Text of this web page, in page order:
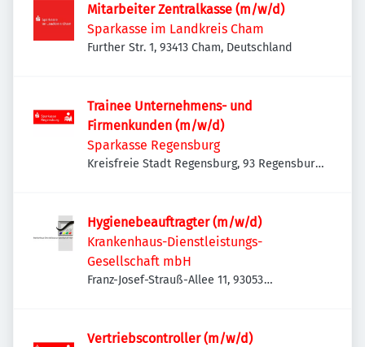
Mitarbeiter Zentralkasse (m/w/d)
Sparkasse im Landkreis Cham
Further Str. 1, 93413 Cham, Deutschland
Trainee Unternehmens- und
Firmenkunden (m/w/d)
Sparkasse Regensburg
Kreisfreie Stadt Regensburg, 93 Regensburg,
Hygienebeauftragter (m/w/d)
Krankenhaus-Dienstleistungs-
Gesellschaft mbH
Franz-Josef-Strauß-Allee 11, 93053
Vertriebscontroller (m/w/d)